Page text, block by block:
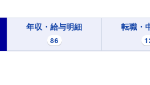
年収・給与明細
86
転職・